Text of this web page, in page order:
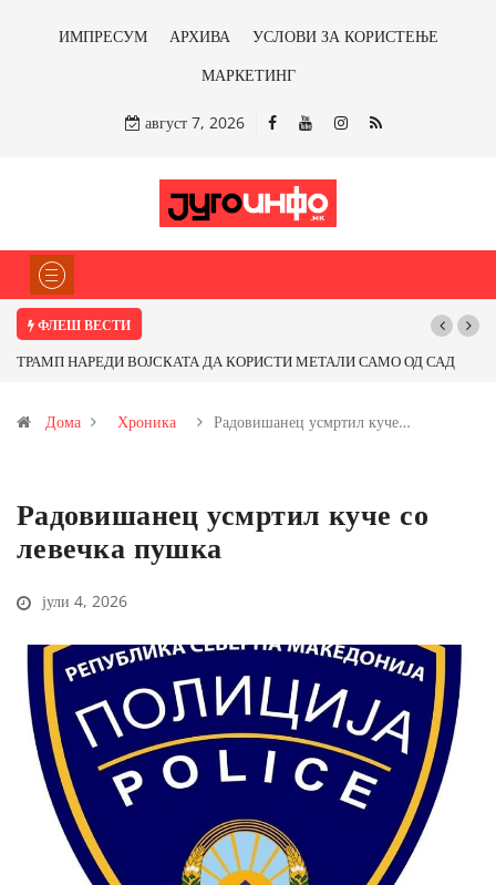
ИМПРЕСУМ АРХИВА
УСЛОВИ ЗА КОРИСТЕЊЕ
МАРКЕТИНГ
август 7, 2026
ФЛЕШ ВЕСТИ
НАРЕДИ ВОЈСКАТА ДА КОРИСТИ МЕТАЛИ САМО ОД САД
и со антимонот?
Дома Хроника Радовишанец усмртил куче…
Радовишанец усмртил куче со
левечка пушка
јули 4, 2026